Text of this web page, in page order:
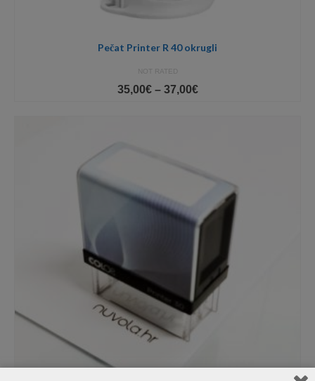
Pečat Printer R 40 okrugli
NOT RATED
35,00€ – 37,00€Price